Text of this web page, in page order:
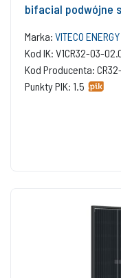
bifacial podwójne
Marka: VITECO ENERGY
Kod IK: V1CR32-03-
Kod Producenta:
Punkty PIK: 1.5